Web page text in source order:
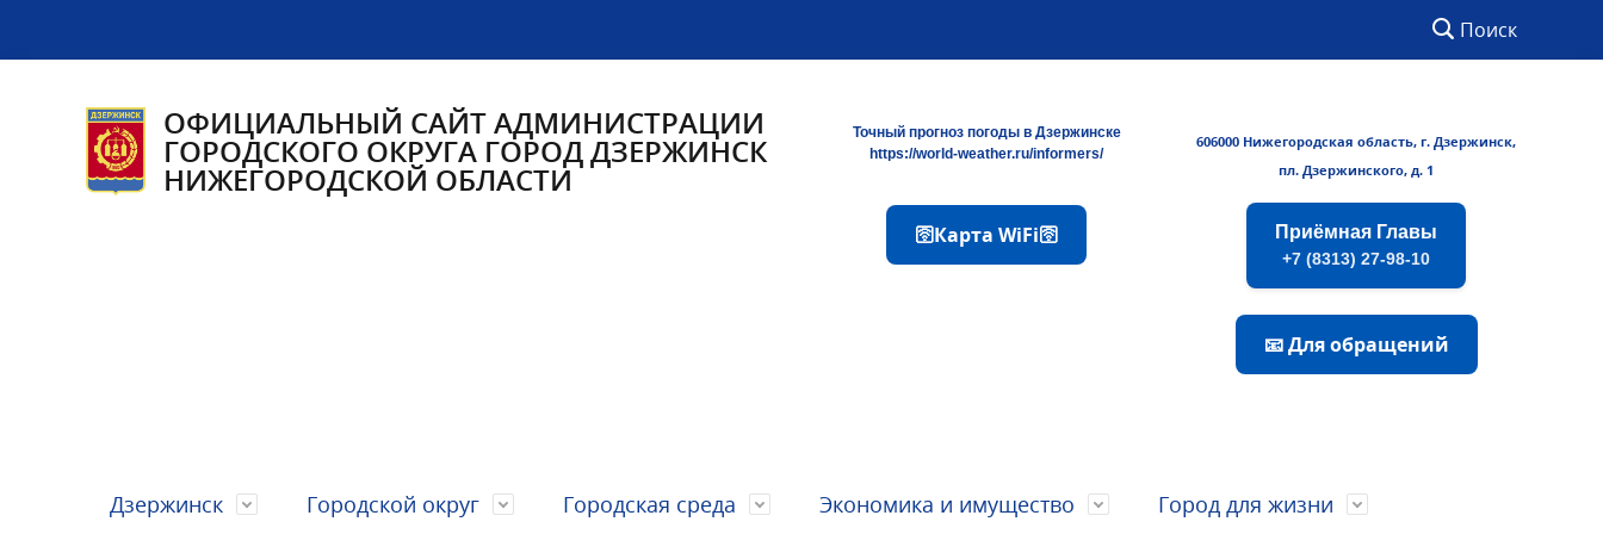
Поиск
ОФИЦИАЛЬНЫЙ САЙТ АДМИНИСТРАЦИИ
ГОРОДСКОГО ОКРУГА ГОРОД ДЗЕРЖИНСК
НИЖЕГОРОДСКОЙ ОБЛАСТИ
Точный прогноз погоды в Дзержинске
https://world-weather.ru/informers/
🛜Карта WiFi🛜
606000 Нижегородская область, г. Дзержинск,
пл. Дзержинского, д. 1
Приёмная Главы
+7 (8313) 27-98-10
📧 Для обращений
Дзержинск Городской округ Городская среда Экономика и имущество Город для жизни